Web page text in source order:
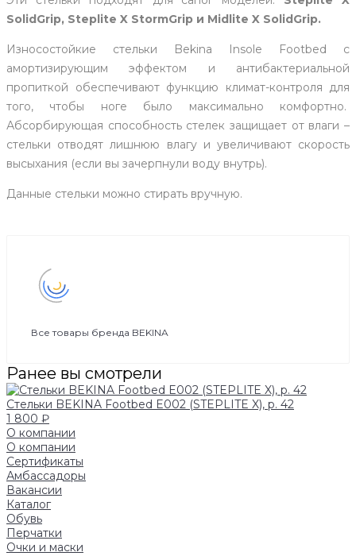
SolidGrip, Steplite X StormGrip и Midlite X SolidGrip.
Износостойкие стельки Bekina Insole Footbed с
амортизирующим эффектом и антибактериальной
пропиткой обеспечивают функцию климат-контроля для
того, чтобы ноге было максимально комфортно.
Абсорбирующая способность стелек защищает от влаги –
стельки отводят лишнюю влагу и увеличивают скорость
высыхания (если вы зачерпнули воду внутрь).
Данные стельки можно стирать вручную.
Все товары бренда BEKINA
Ранее вы смотрели
Стельки BEKINA Footbed E002 (STEPLITE X), р. 42
1 800 ₽
О компании
О компании
Сертификаты
Амбассадоры
Вакансии
Каталог
Обувь
Перчатки
Очки и маски